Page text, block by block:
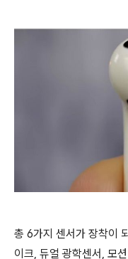
총 6가지 센서가 장착이
이크, 듀얼 광학센서, 모